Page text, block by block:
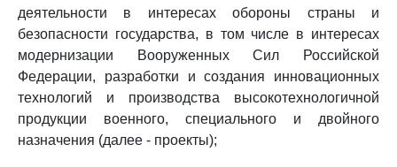
деятельности в интересах обороны страны и
безопасности государства, в том числе в интересах
модернизации Вооруженных Сил Российской
Федерации, разработки и создания инновационных
технологий и производства высокотехнологичной
продукции военного, специального и двойного
назначения (далее - проекты);